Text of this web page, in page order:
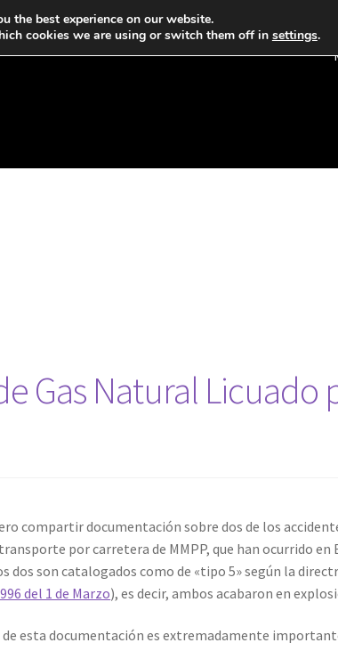
Gas Natural Licuado
compartir documentación sobre dos de los
por carretera de MMPP, que han ocurrido en
dos son catalogados como de «tipo 5» según la
del 1 de Marzo), es decir, ambos acabaron en
de esta documentación es extremadamente
the best experience on our website.
cookies we are using or switch them off in settings.